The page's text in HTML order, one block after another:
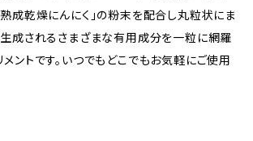
熟成乾燥にんにく」の粉末を配合し丸粒状にま
生成されるさまざまな有用成分を一粒に網羅
ントです。いつでもどこでもお気軽にご使用